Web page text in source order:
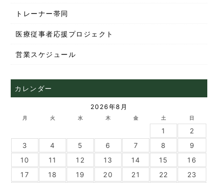
トレーナー帯同
医療従事者応援プロジェクト
営業スケジュール
カレンダー
2026年8月
月 火 水 木 金 土 日
1
2
3
4 5 6 7 8
9
10
11 12 13 14 15
16
17
18 19 20 21 22
23